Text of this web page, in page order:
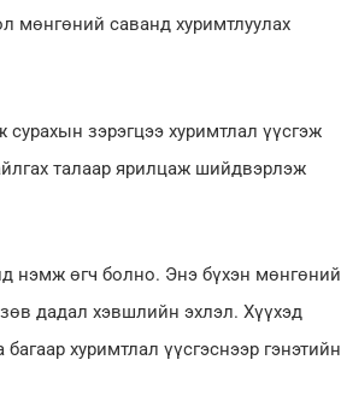
мөнгөний саванд хуримтлуулах
зэрэгцээ хуримтлал үүсгэж
талаар ярилцаж шийдвэрлэж
өгч болно. Энэ бүхэн мөнгөний
дадал хэвшлийн эхлэл. Хүүхэд
хуримтлал үүсгэснээр гэнэтийн